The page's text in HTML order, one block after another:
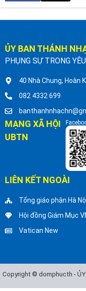
ỦY BAN THÁNH
PHỤNG SỰ TRONG
40 Nhà Chung, Hoàn
082 4332 699
MẠNG XÃ HỘI
UBTN
LIÊN KẾT NGOÀI
Tổng giáo phận Hà
Hội đồng Giám Mục
Vatican New
Copyright © domphucth - ỦY